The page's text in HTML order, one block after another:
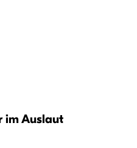
im Auslaut